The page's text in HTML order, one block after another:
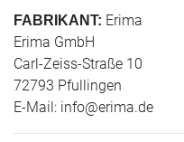
FABRIKANT: Erima
Erima GmbH
Carl-Zeiss-Straße 10
72793 Pfullingen
E-Mail: info@erima.de